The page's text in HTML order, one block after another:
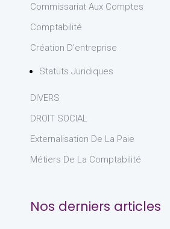
Commissariat Aux Comptes
Comptabilité
Création D'entreprise
Statuts Juridiques
DIVERS
DROIT SOCIAL
Externalisation De La Paie
Métiers De La Comptabilité
Nos derniers articles